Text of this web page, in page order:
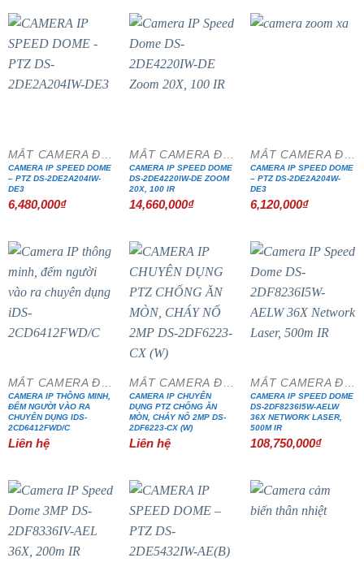
CAMERA IP SPEED DOME
– PTZ DS-2DE2A204IW-
DE3
6,480,000₫
CAMERA IP SPEED DOME
DS-2DE4220IW-DE ZOOM
20X, 100 IR
14,660,000₫
CAMERA IP SPEED DOME
– PTZ DS-2DE2A204W-
DE3
6,120,000₫
CAMERA IP THÔNG MINH,
ĐẾM NGƯỜI VÀO RA
CHUYÊN DỤNG IDS-
2CD6412FWD/C
Liên hệ
CAMERA IP CHUYÊN
DỤNG PTZ CHỐNG ĂN
MÒN, CHÁY NỔ 2MP DS-
2DF6223-CX (W)
Liên hệ
CAMERA IP SPEED DOME
DS-2DF8236I5W-AELW
36X NETWORK LASER,
500M IR
108,750,000₫